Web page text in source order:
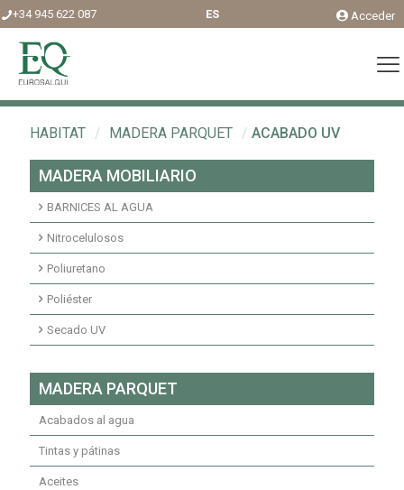
+34 945 622 087 ES Acceder
HABITAT / MADERA PARQUET / ACABADO UV
MADERA MOBILIARIO
BARNICES AL AGUA
Acabados agua interior
Fondos agua interior
Nitrocelulosos
Fondos Nitrocelulosos
Acabados nitrocelulosos
Poliuretano
Imprimaciones y fondos transparentes poliuretano
Imprimaciones y fondos pigmentados poliuretano
Acabados transparentes poliuretano
Fondos y acabados poliuretano ignífugos
Poliéster
Fondos transparentes poliéster insaturado
Acabados transparentes poliéster insaturado
Secado UV
Fondos pigmentados secados UV
Acabados secados UV
MADERA PARQUET
Acabados al agua
Tintas y pátinas
Aceites